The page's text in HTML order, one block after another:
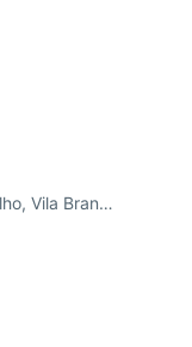
Av. Doutor Nelson Noronha Gustavo Filho, Vila Brandina